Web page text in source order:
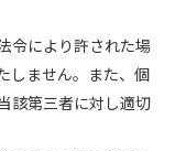
令により許された場
しません。また、個
該第三者に対し適切